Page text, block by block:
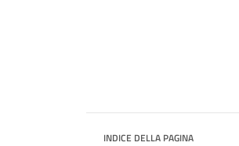
INDICE DELLA PAGINA